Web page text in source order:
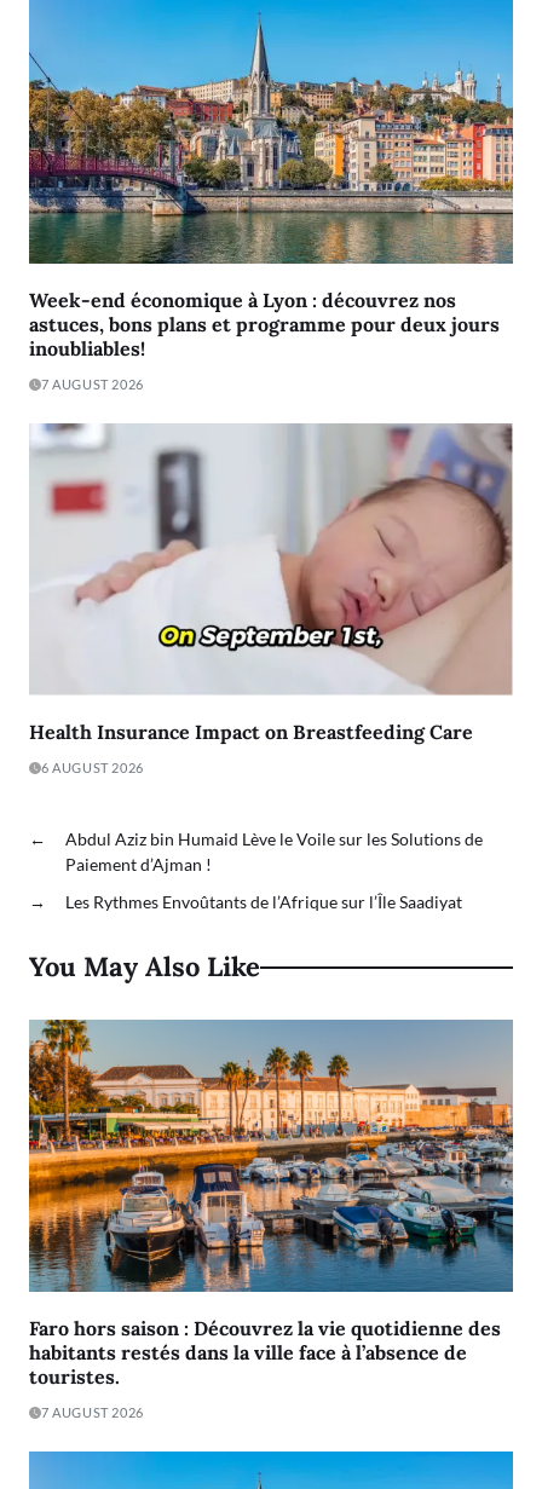
Week-end économique à Lyon : découvrez nos
astuces, bons plans et programme pour deux jours
inoubliables!
7 AUGUST 2026
Health Insurance Impact on Breastfeeding Care
6 AUGUST 2026
←
Abdul Aziz bin Humaid Lève le Voile sur les Solutions de
Paiement d’Ajman !
→
Les Rythmes Envoûtants de l’Afrique sur l’Île Saadiyat
You May Also Like
Faro hors saison : Découvrez la vie quotidienne des
habitants restés dans la ville face à l’absence de
touristes.
7 AUGUST 2026